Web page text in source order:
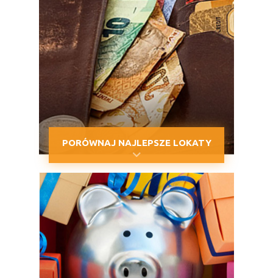
PORÓWNAJ NAJLEPSZE LOKATY